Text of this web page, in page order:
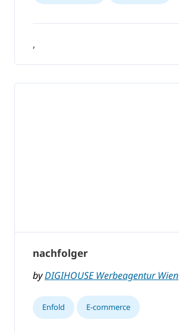
,
nachfolger
byDIGIHOUSE Werbeagentur Wien
Enfold E-commerce